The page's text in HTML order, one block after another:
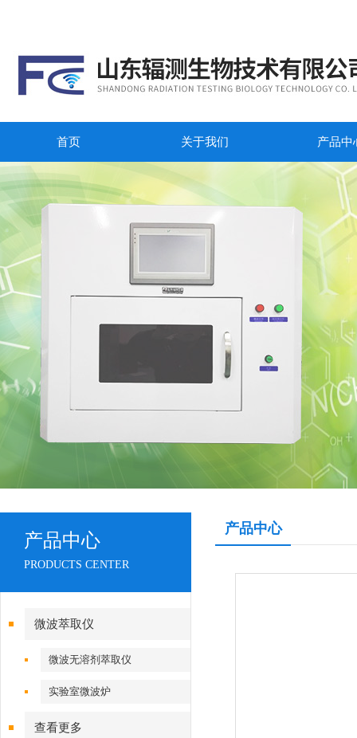
首页 关于我们 产品中
产品中心
PRODUCTS CENTER
微波萃取仪
微波无溶剂萃取仪
实验室微波炉
查看更多
产品中心